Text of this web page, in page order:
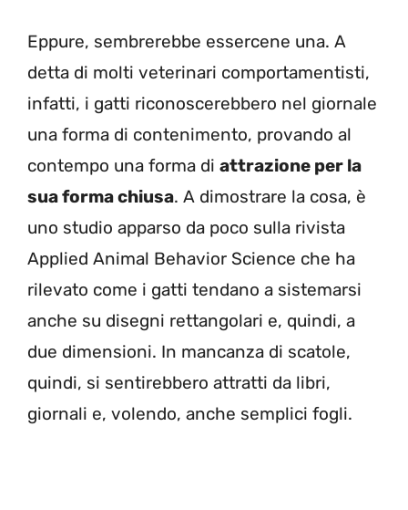
Eppure, sembrerebbe essercene una. A
detta di molti veterinari comportamentisti,
infatti, i gatti riconoscerebbero nel giornale
una forma di contenimento, provando al
contempo una forma di attrazione per la
sua forma chiusa. A dimostrare la cosa, è
uno studio apparso da poco sulla rivista
Applied Animal Behavior Science che ha
rilevato come i gatti tendano a sistemarsi
anche su disegni rettangolari e, quindi, a
due dimensioni. In mancanza di scatole,
quindi, si sentirebbero attratti da libri,
giornali e, volendo, anche semplici fogli.